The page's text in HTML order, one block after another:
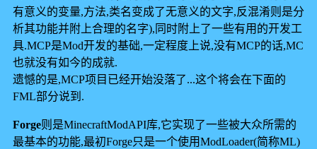
有意义的变量,方法,类名变成了无意义的文字,反混淆则是分
析其功能并附上合理的名字),同时附上了一些有用的开发工
具.MCP是Mod开发的基础,一定程度上说,没有MCP的话,MC
也就没有如今的成就.
遗憾的是,MCP项目已经开始没落了...这个将会在下面的
FML部分说到.
Forge则是MinecraftModAPI库,它实现了一些被大众所需的
最基本的功能,最初Forge只是一个使用ModLoader(简称ML)